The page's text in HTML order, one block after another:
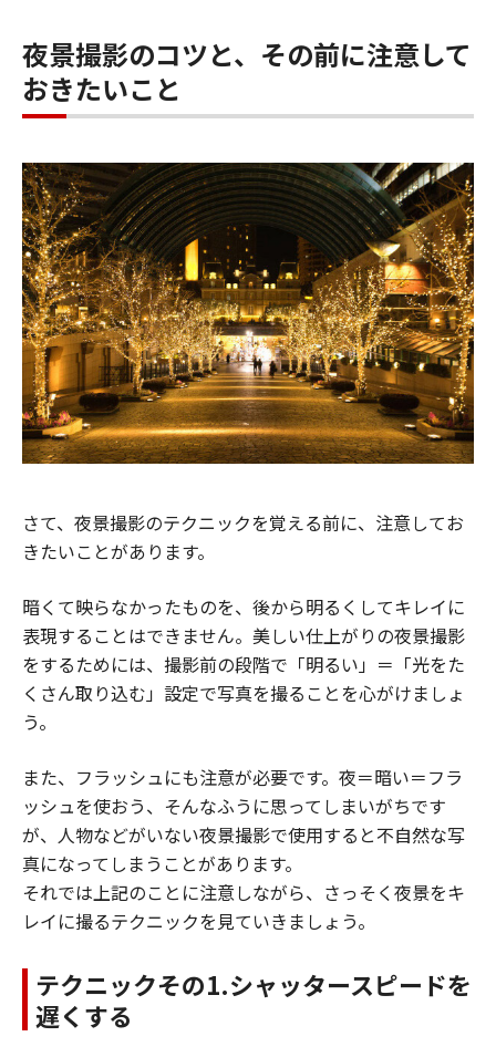
夜景撮影のコツと、その前に注意して
おきたいこと
さて、夜景撮影のテクニックを覚える前に、注意してお
きたいことがあります。
暗くて映らなかったものを、後から明るくしてキレイに
表現することはできません。美しい仕上がりの夜景撮影
をするためには、撮影前の段階で「明るい」＝「光をた
くさん取り込む」設定で写真を撮ることを心がけましょ
う。
また、フラッシュにも注意が必要です。夜＝暗い＝フラ
ッシュを使おう、そんなふうに思ってしまいがちです
が、人物などがいない夜景撮影で使用すると不自然な写
真になってしまうことがあります。
それでは上記のことに注意しながら、さっそく夜景をキ
レイに撮るテクニックを見ていきましょう。
テクニックその1.シャッタースピードを
遅くする